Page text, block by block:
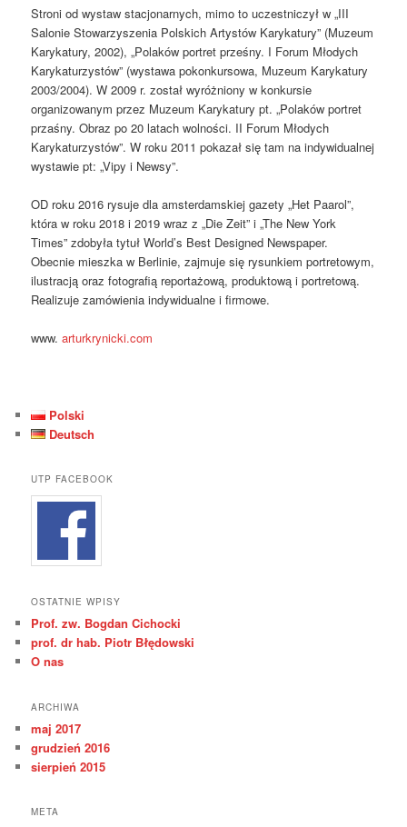
Stroni od wystaw stacjonarnych, mimo to uczestniczył w „III
Salonie Stowarzyszenia Polskich Artystów Karykatury” (Muzeum
Karykatury, 2002), „Polaków portret prześny. I Forum Młodych
Karykaturzystów” (wystawa pokonkursowa, Muzeum Karykatury
2003/2004). W 2009 r. został wyróżniony w konkursie
organizowanym przez Muzeum Karykatury pt. „Polaków portret
przaśny. Obraz po 20 latach wolności. II Forum Młodych
Karykaturzystów”. W roku 2011 pokazał się tam na indywidualnej
wystawie pt: „Vipy i Newsy”.
OD roku 2016 rysuje dla amsterdamskiej gazety „Het Paarol”,
która w roku 2018 i 2019 wraz z „Die Zeit” i „The New York
Times” zdobyła tytuł World’s Best Designed Newspaper.
Obecnie mieszka w Berlinie, zajmuje się rysunkiem portretowym,
ilustracją oraz fotografią reportażową, produktową i portretową.
Realizuje zamówienia indywidualne i firmowe.
www.arturkrynicki.com
Polski
Deutsch
UTP FACEBOOK
OSTATNIE WPISY
Prof. zw. Bogdan Cichocki
prof. dr hab. Piotr Błędowski
O nas
ARCHIWA
maj 2017
grudzień 2016
sierpień 2015
META